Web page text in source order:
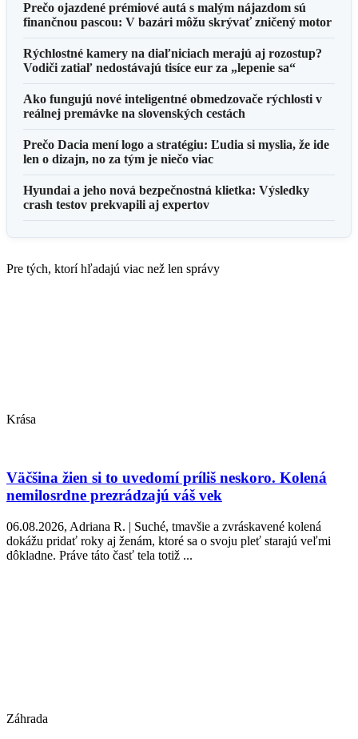
Prečo ojazdené prémiové autá s malým nájazdom sú
finančnou pascou: V bazári môžu skrývať zničený motor
Rýchlostné kamery na diaľniciach merajú aj rozostup?
Vodiči zatiaľ nedostávajú tisíce eur za „lepenie sa“
Ako fungujú nové inteligentné obmedzovače rýchlosti v
reálnej premávke na slovenských cestách
Prečo Dacia mení logo a stratégiu: Ľudia si myslia, že ide
len o dizajn, no za tým je niečo viac
Hyundai a jeho nová bezpečnostná klietka: Výsledky
crash testov prekvapili aj expertov
Pre tých, ktorí hľadajú viac než len správy
Krása
Väčšina žien si to uvedomí príliš neskoro. Kolená
nemilosrdne prezrádzajú váš vek
06.08.2026, Adriana R. | Suché, tmavšie a zvráskavené kolená
dokážu pridať roky aj ženám, ktoré sa o svoju pleť starajú veľmi
dôkladne. Práve táto časť tela totiž ...
Záhrada